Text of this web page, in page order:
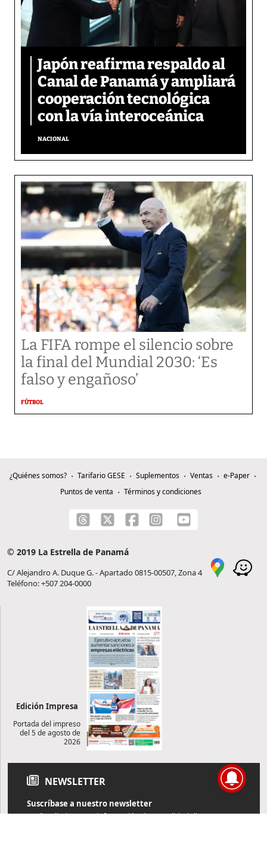
Japón reafirma respaldo al
Canal de Panamá y ampliará
cooperación tecnológica
con la vía interoceánica
NACIONAL
La FIFA rompe el silencio sobre
la final del Mundial 2030: ‘Es
falso y engañoso’
FÚTBOL
¿Quiénes somos? Tarifario GESE Suplementos Ventas
e-Paper
Puntos de venta
Términos y condiciones
© 2019 La Estrella de Panamá
C/ Alejandro A. Duque G. - Apartado 0815-00507, Zona 4
Teléfono: +507 204-0000
Edición Impresa
Portada del impreso
del 5 de agosto de
2026
NEWSLETTER
Suscríbase a nuestro newsletter
Reciba diariamente información de actualidad directamente en